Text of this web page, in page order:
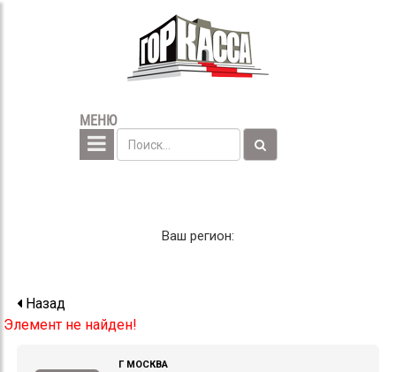
МЕНЮ
Ваш регион:
Назад
Элемент не найден!
Г МОСКВА